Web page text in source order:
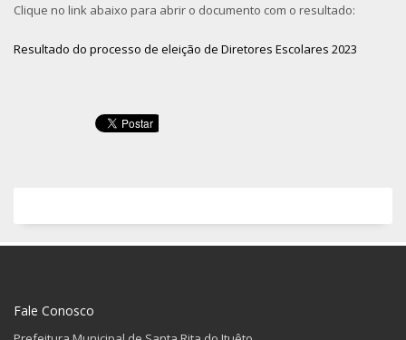
Clique no link abaixo para abrir o documento com o resultado:
Resultado do processo de eleição de Diretores Escolares 2023
Fale Conosco